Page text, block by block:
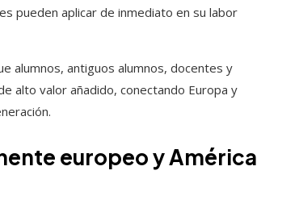
pueden aplicar de inmediato en su labor
alumnos, antiguos alumnos, docentes y
alto valor añadido, conectando Europa y
europeo y América